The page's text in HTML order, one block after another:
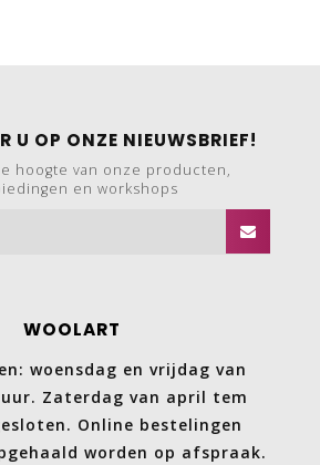
U OP ONZE NIEUWSBRIEF!
hoogte van onze producten,
en workshops
WOOLART
woensdag en vrijdag van
uur. Zaterdag van april tem
Online bestelingen
worden op afspraak.